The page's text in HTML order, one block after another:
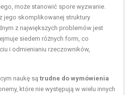
może stanowić spore wyzwanie.
jego skomplikowanej struktury
z największych problemów jest
siedem różnych form, co
i odmienianiu rzeczowników,
naukę sątrudne do wymówienia
które nie występują w wielu innych